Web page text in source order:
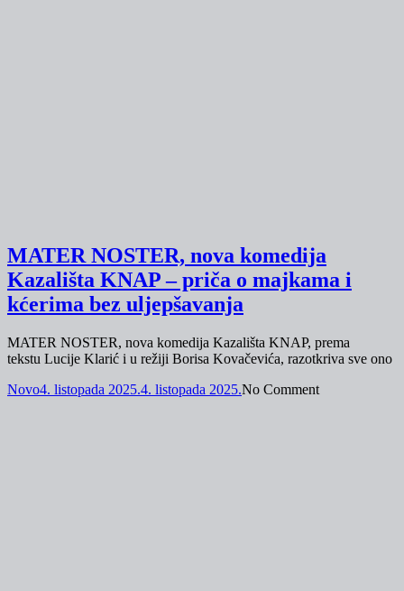
MATER NOSTER, nova komedija
Kazališta KNAP – priča o majkama i
kćerima bez uljepšavanja
MATER NOSTER, nova komedija Kazališta KNAP, prema
tekstu Lucije Klarić i u režiji Borisa Kovačevića, razotkriva sve ono
Novo4. listopada 2025.4. listopada 2025.No Comment